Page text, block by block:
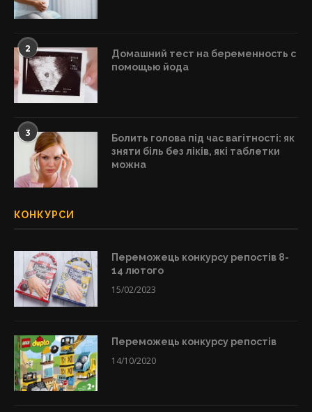
2
Домашний тест на беременность с
помощью йода
3
Болить голова під час вагітності: як
зняти біль без ліків, які таблетки
можна
КОНКУРСИ
Переможець конкурсу репостів 8-
14 лютого
15/02/2023
Переможець конкурсу репостів
14/10/2020